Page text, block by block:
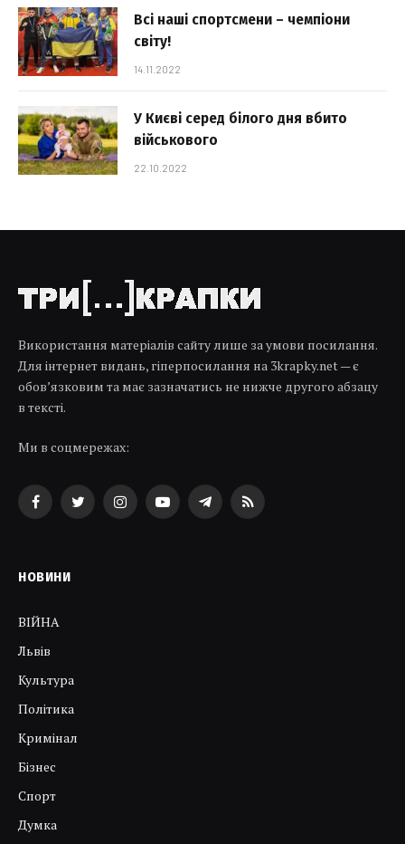
Всі наші спортсмени – чемпіони
світу!
14.11.2022
У Києві серед білого дня вбито
військового
22.10.2022
Використання матеріалів сайту лише за умови посилання.
Для інтернет видань, гіперпосилання на 3krapky.net — є
обов’язковим та має зазначатись не нижче другого абзацу
в тексті.
Ми в соцмережах:
FacebookTwitterInstagramYouTubeTelegramRSS
НОВИНИ
ВІЙНА
Львів
Культура
Політика
Кримінал
Бізнес
Спорт
Думка